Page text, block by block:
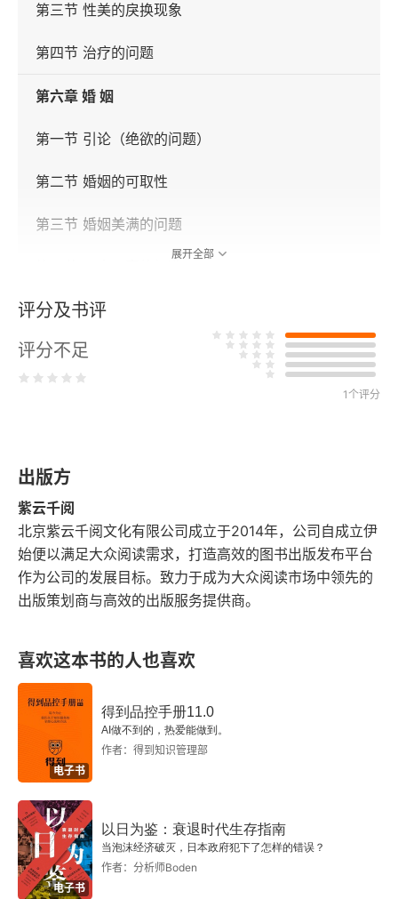
第三节 性美的戾换现象
第四节 治疗的问题
第六章 婚 姻
第一节 引论（绝欲的问题）
第二节 婚姻的可取性
第三节 婚姻美满的问题
第五节 生育的控制
第六节 不生育的问题
第九节 经绝
第七章 恋爱的艺术
第一节 性冲动与恋爱的关系
第二节 何以恋爱是一种艺术
第八章 结论
第一节 性冲动的动力性质
第二节 升华
附录一 中国文献中同性恋举例
附录二 霭理士传略
参考书目
展开全部
评分及书评
评分不足
1个评分
出版方
紫云千阅
北京紫云千阅文化有限公司成立于2014年，公司自成立伊
始便以满足大众阅读需求，打造高效的图书出版发布平台
作为公司的发展目标。致力于成为大众阅读市场中领先的
出版策划商与高效的出版服务提供商。
喜欢这本书的人也喜欢
电子书
得到品控手册11.0
AI做不到的，热爱能做到。
作者：得到知识管理部
电子书
以日为鉴：衰退时代生存指南
当泡沫经济破灭，日本政府犯下了怎样的错误？
作者：分析师Boden